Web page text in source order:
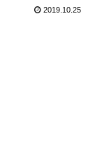
2019.10.25